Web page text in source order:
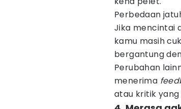
Perbedaan
Jika mencintai
kamu masih
bergantung
Perubahan
menerima
atau kritik